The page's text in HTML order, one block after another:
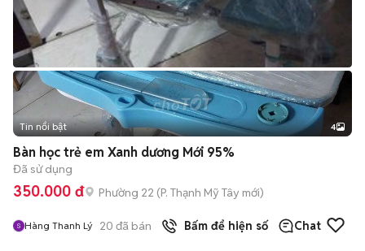
Tin nổi bật 4
Bàn học trẻ em Xanh dương Mới 95%
Đã sử dụng
350.000 đ Phường 22 (P. Thạnh Mỹ Tây mới)
Hàng Thanh Lý 20 đã bán Bấm để hiện số Chat